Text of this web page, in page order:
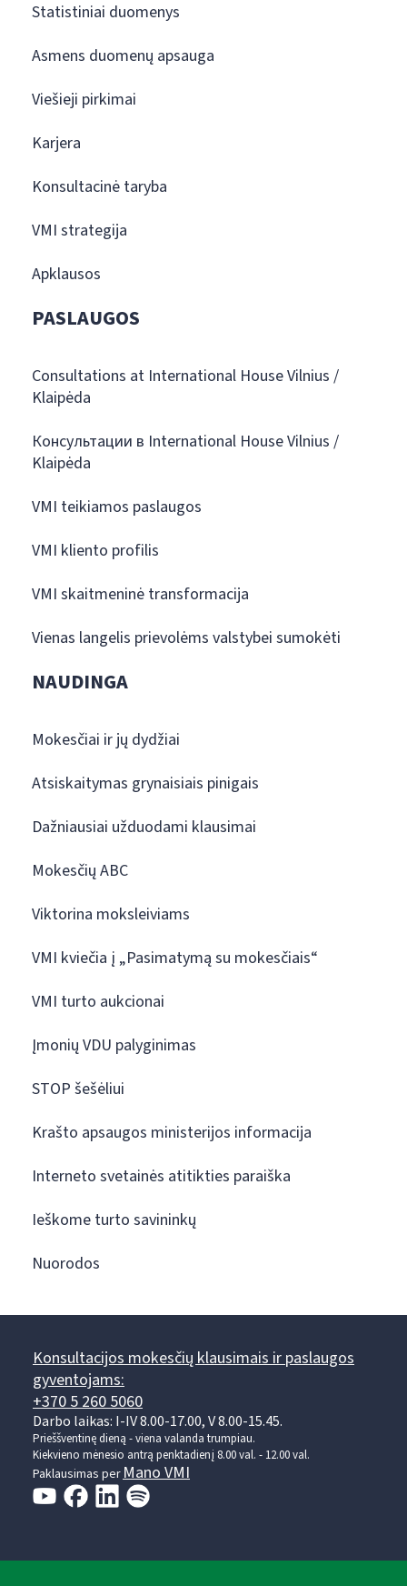
Statistiniai duomenys
Asmens duomenų apsauga
Viešieji pirkimai
Karjera
Konsultacinė taryba
VMI strategija
Apklausos
PASLAUGOS
Consultations at International House Vilnius /
Klaipėda
Консультации в International House Vilnius /
Klaipėda
VMI teikiamos paslaugos
VMI kliento profilis
VMI skaitmeninė transformacija
Vienas langelis prievolėms valstybei sumokėti
NAUDINGA
Mokesčiai ir jų dydžiai
Atsiskaitymas grynaisiais pinigais
Dažniausiai užduodami klausimai
Mokesčių ABC
Viktorina moksleiviams
VMI kviečia į „Pasimatymą su mokesčiais“
VMI turto aukcionai
Įmonių VDU palyginimas
STOP šešėliui
Krašto apsaugos ministerijos informacija
Interneto svetainės atitikties paraiška
Ieškome turto savininkų
Nuorodos
Konsultacijos mokesčių klausimais ir paslaugos
gyventojams:
+370 5 260 5060
Darbo laikas: I-IV 8.00-17.00, V 8.00-15.45.
Prieššventinę dieną - viena valanda trumpiau.
Kiekvieno mėnesio antrą penktadienį 8.00 val. - 12.00 val.
Paklausimas perMano VMI